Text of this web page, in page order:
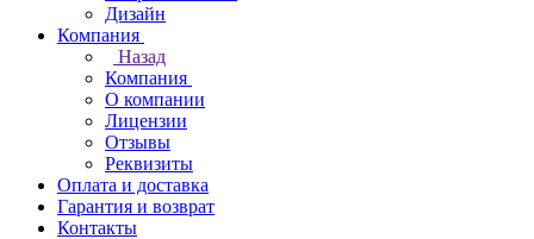
Дизайн
Компания
Назад
Компания
О компании
Лицензии
Отзывы
Реквизиты
Оплата и доставка
Гарантия и возврат
Контакты